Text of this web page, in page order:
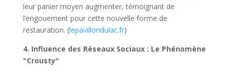
leur panier moyen augmenter, témoignant de
l’engouement pour cette nouvelle forme de
restauration. (lepavillondulac.fr)
4. Influence des Réseaux Sociaux : Le Phénomène
"Crousty"